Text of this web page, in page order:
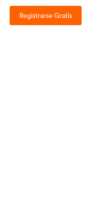
Registrarse Gratis